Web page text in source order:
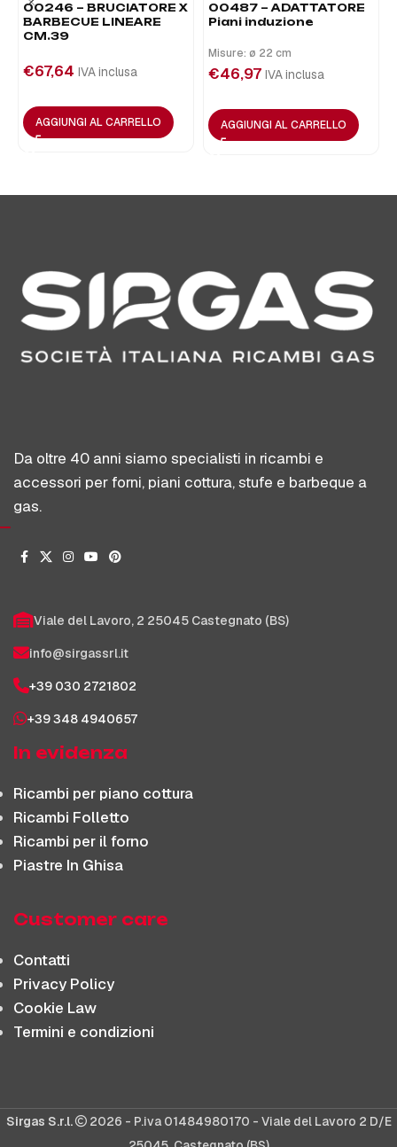
00246 – BRUCIATORE X
BARBECUE LINEARE
CM.39
€67,64 IVA inclusa
AGGIUNGI AL CARRELLO
00487 – ADATTATORE
Piani induzione
Misure: ø 22 cm
€46,97 IVA inclusa
AGGIUNGI AL CARRELLO
Da oltre 40 anni siamo specialisti in ricambi e
accessori per forni, piani cottura, stufe e barbeque a
gas.
Viale del Lavoro, 2 25045 Castegnato (BS)
info@sirgassrl.it
+39 030 2721802
+39 348 4940657
In evidenza
Ricambi per piano cottura
Ricambi Folletto
Ricambi per il forno
Piastre In Ghisa
Customer care
Contatti
Privacy Policy
Cookie Law
Termini e condizioni
Sirgas S.r.l.
2026 - P.iva 01484980170 - Viale del Lavoro 2 D/E